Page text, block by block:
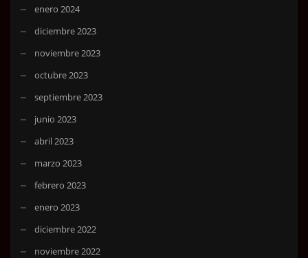
enero 2024
diciembre 2023
noviembre 2023
octubre 2023
septiembre 2023
junio 2023
abril 2023
marzo 2023
febrero 2023
enero 2023
diciembre 2022
noviembre 2022